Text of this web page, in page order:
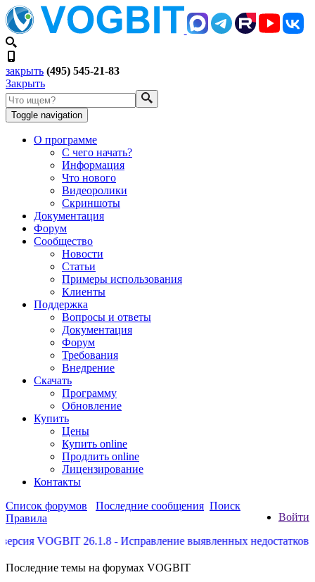
закрыть (495) 545-21-83
Закрыть
Toggle navigation
О программе
С чего начать?
Информация
Что нового
Видеоролики
Скриншоты
Документация
Форум
Сообщество
Новости
Статьи
Примеры использования
Клиенты
Поддержка
Вопросы и ответы
Документация
Форум
Требования
Внедрение
Скачать
Программу
Обновление
Купить
Цены
Купить online
Продлить online
Лицензирование
Контакты
Войти
Список форумов Последние сообщения Поиск
Правила
VOGBIT 26.1.8 - Исправление выявленных недостатков,
Последние темы на форумах VOGBIT